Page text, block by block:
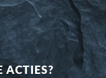
ACTIES?